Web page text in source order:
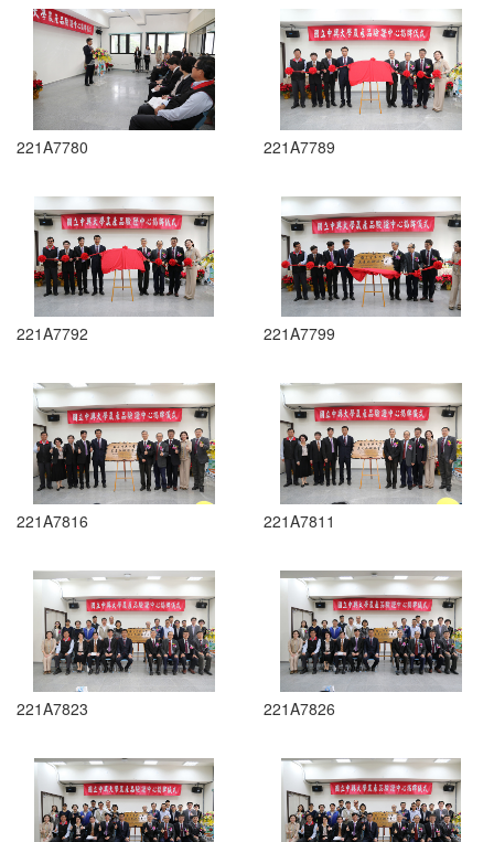
221A7780 221A7789
221A7792 221A7799
221A7816 221A7811
221A7823 221A7826